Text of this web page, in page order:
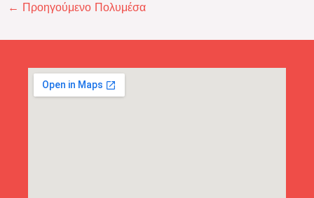
← Προηγούμενο Πολυμέσα